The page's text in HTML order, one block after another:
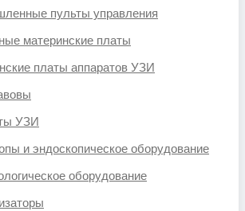
пульты управления
материнские платы
платы аппаратов УЗИ
УЗИ
и эндоскопическое оборудование
оборудование